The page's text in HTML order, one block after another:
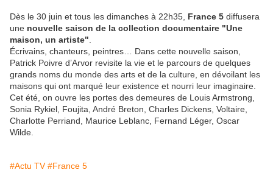
Dès le 30 juin et tous les dimanches à 22h35, France 5 diffusera
une nouvelle saison de la collection documentaire "Une
maison, un artiste"
Écrivains, chanteurs, peintres… Dans cette nouvelle saison,
Patrick Poivre d’Arvor revisite la vie et le parcours de quelques
grands noms du monde des arts et de la culture, en dévoilant les
maisons qui ont marqué leur existence et nourri leur imaginaire.
Cet été, on ouvre les portes des demeures de Louis Armstrong,
Sonia Rykiel, Foujita, André Breton, Charles Dickens, Voltaire,
Charlotte Perriand, Maurice Leblanc, Fernand Léger, Oscar
Wilde.
#Actu TV #France 5